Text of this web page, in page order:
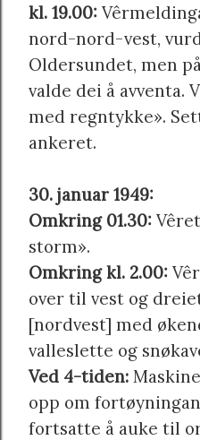
kl. 19.00:
nord-nord-vest,
Oldersundet, men
valde dei å avventa.
med regntykke».
ankeret.
30. januar 1949:
Omkring 01.30:
storm».
Omkring kl. 2.00:
over til vest og
[nordvest] med
valleslette og
Ved 4-tiden:
opp om
fortsatte å auke til